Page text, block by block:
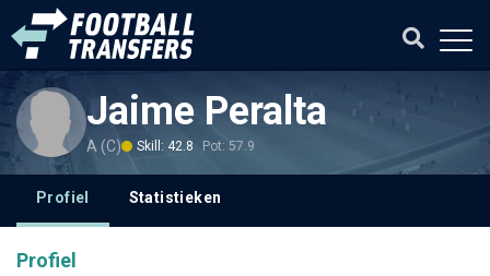
Jaime Peralta
A (C) Skill: 42.8 Pot: 57.9
Profiel Statistieken
Profiel